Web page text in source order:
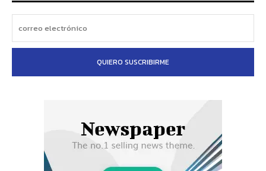
QUIERO SUSCRIBIRME